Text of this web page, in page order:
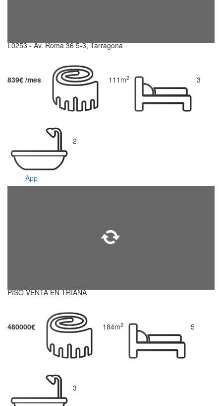
L0253 - Av. Roma 36 5-3, Tarragona
839€ /mes 111m2 3
2
App
PISO VENTA EN TRIANA
480000€ 184m2 5
3